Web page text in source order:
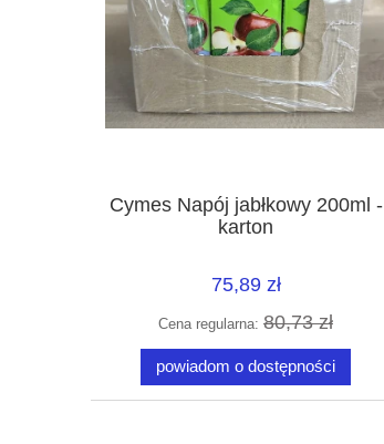
Cymes Napój jabłkowy 200ml -
karton
75,89 zł
Cena regularna: 80,73 zł
powiadom o dostępności